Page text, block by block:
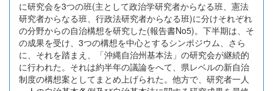
に研究会を3つの班(主として政治学研究者からなる班、憲法
研究者からなる班、行政法研究者からなる班)に分けそれぞれ
の分野からの自治構想を研究した(報告書No5)。下半期は、そ
の成果を受け、3つの構想を中心とするシンポジウム、さら
に、それを踏まえ、「沖縄自治州基本法」の研究会が継続的
に行われた。それは約半年の議論をへて、県レベルの新自治
制度の構想案としてまとめ上げられた。他方で、研究者一人